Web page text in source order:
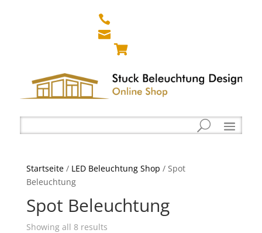



Startseite/ LED Beleuchtung Shop / Spot
Beleuchtung
Spot Beleuchtung
Showing all 8 results